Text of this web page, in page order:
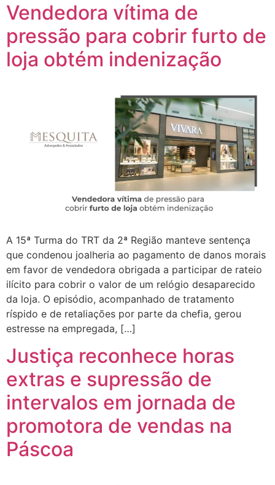
Vendedora vítima de
pressão para cobrir furto de
loja obtém indenização
A 15ª Turma do TRT da 2ª Região manteve sentença
que condenou joalheria ao pagamento de danos morais
em favor de vendedora obrigada a participar de rateio
ilícito para cobrir o valor de um relógio desaparecido
da loja. O episódio, acompanhado de tratamento
ríspido e de retaliações por parte da chefia, gerou
estresse na empregada, […]
Justiça reconhece horas
extras e supressão de
intervalos em jornada de
promotora de vendas na
Páscoa